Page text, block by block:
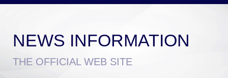
チケットを購入
NEWS INFORMATION
THE OFFICIAL WEB SITE